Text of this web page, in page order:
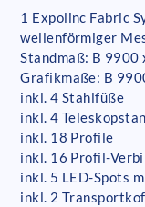
1 Expolinc Fabric
wellenförmiger
Standmaß: B 9900
Grafikmaße: B
inkl. 4 Stahlfüße
inkl. 4
inkl. 18 Profile
inkl. 16 Profil-
inkl. 5 LED-Spots
inkl. 2